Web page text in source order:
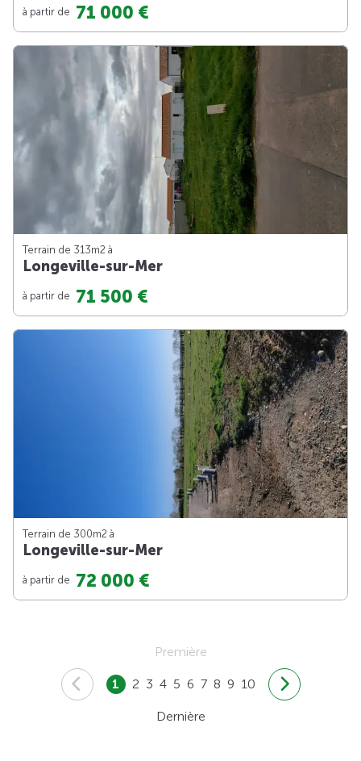
à partir de 71 000 €
Terrain de 313m2 à
Longeville-sur-Mer
à partir de 71 500 €
Terrain de 300m2 à
Longeville-sur-Mer
à partir de 72 000 €
Première
1 2 3 4 5 6 7 8 9 10
Dernière